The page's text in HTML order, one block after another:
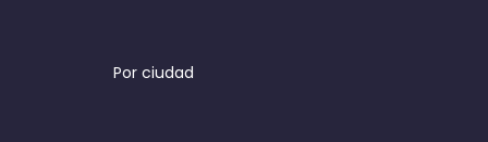
Por ciudad